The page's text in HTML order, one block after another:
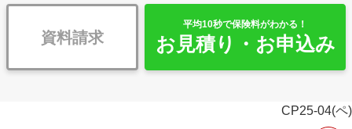
資料請求
平均10秒で保険料がわかる！
お見積り・お申込み
CP25-04(ペ)